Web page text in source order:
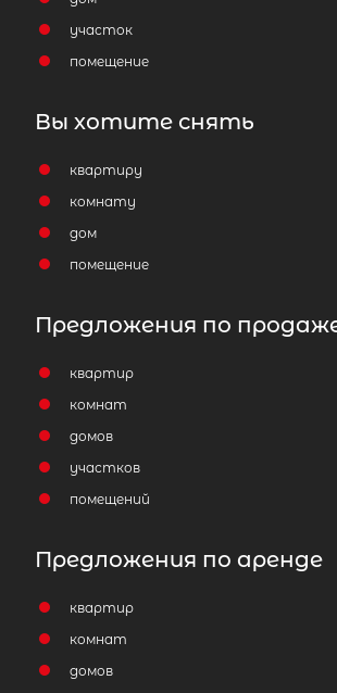
участок
помещение
Вы хотите снять
квартиру
комнату
дом
помещение
Предложения по
квартир
комнат
домов
участков
помещений
Предложения по аренде
квартир
комнат
домов